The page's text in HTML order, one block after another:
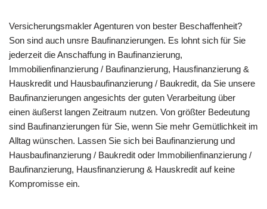
Versicherungsmakler Agenturen von bester Beschaffenheit?
Son sind auch unsre Baufinanzierungen. Es lohnt sich für Sie
jederzeit die Anschaffung in Baufinanzierung,
Immobilienfinanzierung / Baufinanzierung, Hausfinanzierung &
Hauskredit und Hausbaufinanzierung / Baukredit, da Sie unsere
Baufinanzierungen angesichts der guten Verarbeitung über
einen äußerst langen Zeitraum nutzen. Von größter Bedeutung
sind Baufinanzierungen für Sie, wenn Sie mehr Gemütlichkeit im
Alltag wünschen. Lassen Sie sich bei Baufinanzierung und
Hausbaufinanzierung / Baukredit oder Immobilienfinanzierung /
Baufinanzierung, Hausfinanzierung & Hauskredit auf keine
Kompromisse ein.